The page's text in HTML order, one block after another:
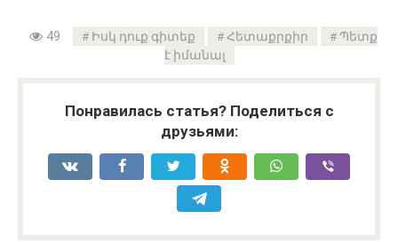
49 Իսկ դուք գիտեք Հետաքրքիր
Պետք
է իմանալ
Понравилась статья? Поделиться с
друзьями: